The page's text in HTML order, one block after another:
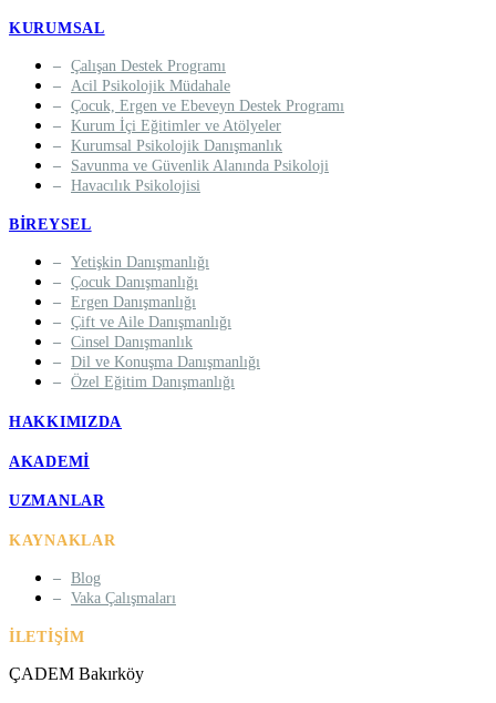
KURUMSAL
Çalışan Destek Programı
Acil Psikolojik Müdahale
Çocuk, Ergen ve Ebeveyn Destek Programı
Kurum İçi Eğitimler ve Atölyeler
Kurumsal Psikolojik Danışmanlık
Savunma ve Güvenlik Alanında Psikoloji
Havacılık Psikolojisi
BIREYSEL
Yetişkin Danışmanlığı
Çocuk Danışmanlığı
Ergen Danışmanlığı
Çift ve Aile Danışmanlığı
Cinsel Danışmanlık
Dil ve Konuşma Danışmanlığı
Özel Eğitim Danışmanlığı
HAKKIMIZDA
AKADEMI
UZMANLAR
KAYNAKLAR
Blog
Vaka Çalışmaları
İLETIŞIM
ÇADEM Bakırköy